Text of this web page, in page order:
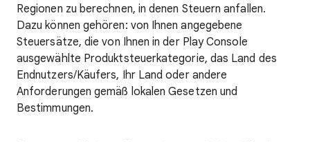
Regionen zu berechnen, in denen Steuern anfallen.
Dazu können gehören: von Ihnen angegebene
Steuersätze, die von Ihnen in der Play Console
ausgewählte Produktsteuerkategorie, das Land des
Endnutzers/Käufers, Ihr Land oder andere
Anforderungen gemäß lokalen Gesetzen und
Bestimmungen.